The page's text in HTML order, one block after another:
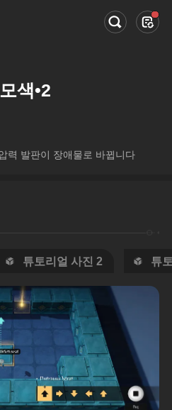
색•2
력 발판이 장애물로 바뀝니다
튜토리얼 사진 2 튜